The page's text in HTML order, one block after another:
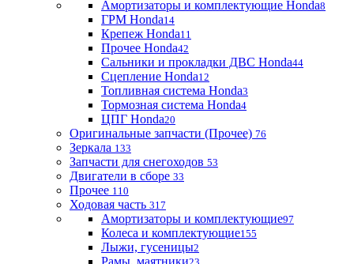
Амортизаторы и комплектующие Honda8
ГРМ Honda14
Крепеж Honda11
Прочее Honda42
Сальники и прокладки ДВС Honda44
Сцепление Honda12
Топливная система Honda3
Тормозная система Honda4
ЦПГ Honda20
Оригинальные запчасти (Прочее) 76
Зеркала 133
Запчасти для снегоходов 53
Двигатели в сборе 33
Прочее 110
Ходовая часть 317
Амортизаторы и комплектующие97
Колеса и комплектующие155
Лыжи, гусеницы2
Рамы, маятники